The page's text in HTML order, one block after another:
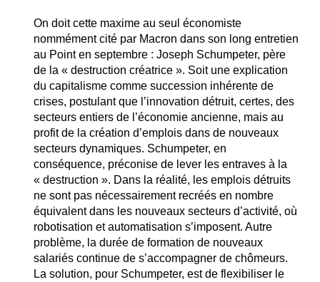
On doit cette maxime au seul économiste
nommément cité par Macron dans son long entretien
au Point en septembre : Joseph Schumpeter, père
de la « destruction créatrice ». Soit une explication
du capitalisme comme succession inhérente de
crises, postulant que l’innovation détruit, certes, des
secteurs entiers de l’économie ancienne, mais au
profit de la création d’emplois dans de nouveaux
secteurs dynamiques. Schumpeter, en
conséquence, préconise de lever les entraves à la
« destruction ». Dans la réalité, les emplois détruits
ne sont pas nécessairement recréés en nombre
équivalent dans les nouveaux secteurs d’activité, où
robotisation et automatisation s’imposent. Autre
problème, la durée de formation de nouveaux
salariés continue de s’accompagner de chômeurs.
La solution, pour Schumpeter, est de flexibiliser le